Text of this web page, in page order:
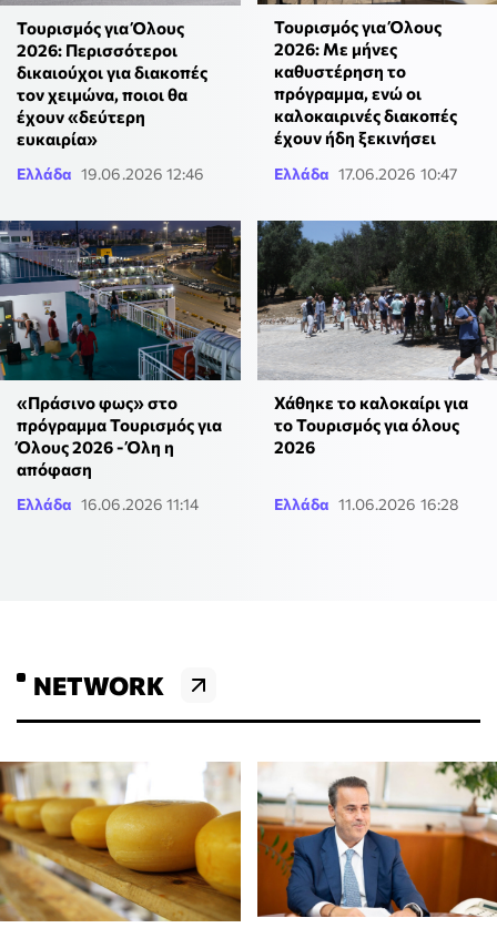
Τουρισμός για Όλους
2026: Περισσότεροι
δικαιούχοι για διακοπές
τον χειμώνα, ποιοι θα
έχουν «δεύτερη
ευκαιρία»
Ελλάδα 19.06.2026 12:46
Τουρισμός για Όλους
2026: Με μήνες
καθυστέρηση το
πρόγραμμα, ενώ οι
καλοκαιρινές διακοπές
έχουν ήδη ξεκινήσει
Ελλάδα 17.06.2026 10:47
«Πράσινο φως» στο
πρόγραμμα Τουρισμός για
Όλους 2026 - Όλη η
απόφαση
Ελλάδα 16.06.2026 11:14
Χάθηκε το καλοκαίρι για
το Τουρισμός για όλους
2026
Ελλάδα 11.06.2026 16:28
NETWORK